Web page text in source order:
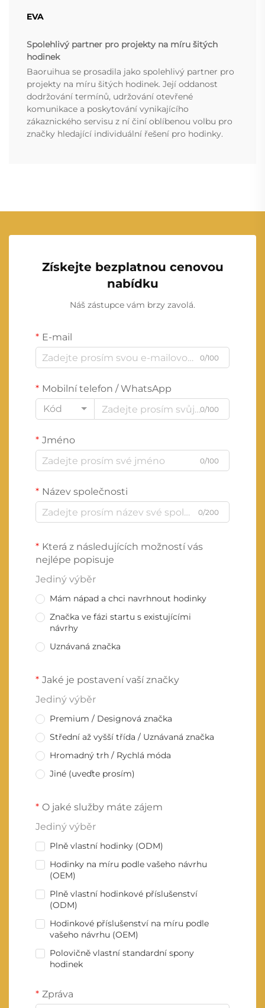
EVA
Spolehlivý partner pro projekty na míru šitých
hodinek
Baoruihua se prosadila jako spolehlivý partner pro
projekty na míru šitých hodinek. Její oddanost
dodržování termínů, udržování otevřené
komunikace a poskytování vynikajícího
zákaznického servisu z ní činí oblíbenou volbu pro
značky hledající individuální řešení pro hodinky.
Získejte bezplatnou cenovou
nabídku
Náš zástupce vám brzy zavolá.
E-mail
0/100
Mobilní telefon / WhatsApp
Kód
0/100
Jméno
0/100
Název společnosti
0/200
Která z následujících možností vás
nejlépe popisuje
Jediný výběr
Mám nápad a chci navrhnout hodinky
Značka ve fázi startu s existujícími
návrhy
Uznávaná značka
Jaké je postavení vaší značky
Jediný výběr
Premium / Designová značka
Střední až vyšší třída / Uznávaná značka
Hromadný trh / Rychlá móda
Jiné (uveďte prosím)
O jaké služby máte zájem
Jediný výběr
Plně vlastní hodinky (ODM)
Hodinky na míru podle vašeho návrhu
(OEM)
Plně vlastní hodinkové příslušenství
(ODM)
Hodinkové příslušenství na míru podle
vašeho návrhu (OEM)
Polovičně vlastní standardní spony
hodinek
Zpráva